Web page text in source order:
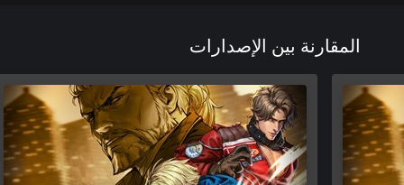
استخدم الأسلحة واستفد إلى أقصى حد من الحيل المنتشرة في
المعركة!
المقارنة بين الإصدارات